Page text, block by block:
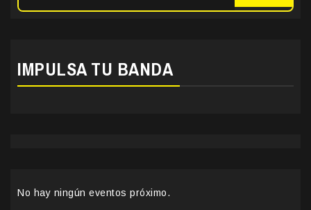
IMPULSA TU BANDA
No hay ningún eventos próximo.